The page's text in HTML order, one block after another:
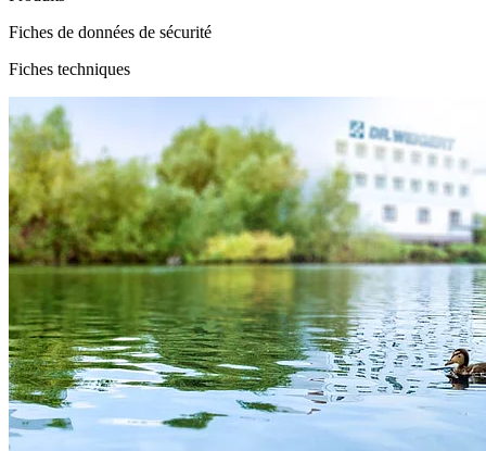
Fiches de données de sécurité
Fiches techniques